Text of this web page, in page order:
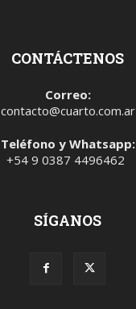
CONTÁCTENOS
Correo:
contacto@cuarto.com.ar
Teléfono y Whatsapp:
+54 9 0387 4496462
SÍGANOS